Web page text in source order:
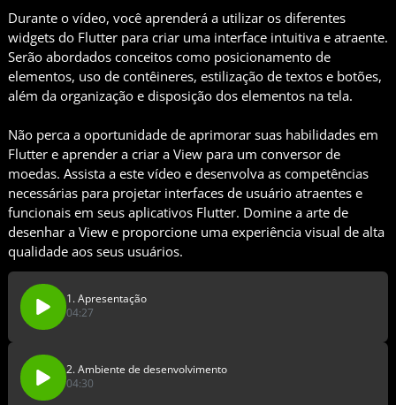
Durante o vídeo, você aprenderá a utilizar os diferentes
widgets do Flutter para criar uma interface intuitiva e atraente.
Serão abordados conceitos como posicionamento de
elementos, uso de contêineres, estilização de textos e botões,
além da organização e disposição dos elementos na tela.
Não perca a oportunidade de aprimorar suas habilidades em
Flutter e aprender a criar a View para um conversor de
moedas. Assista a este vídeo e desenvolva as competências
necessárias para projetar interfaces de usuário atraentes e
funcionais em seus aplicativos Flutter. Domine a arte de
desenhar a View e proporcione uma experiência visual de alta
qualidade aos seus usuários.
1. Apresentação
04:27
2. Ambiente de desenvolvimento
04:30